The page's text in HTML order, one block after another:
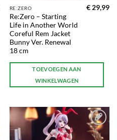
RE:ZERO
Re:Zero – Starting
Life in Another World
Coreful Rem Jacket
Bunny Ver. Renewal
18 cm
€ 29,99
TOEVOEGEN AAN
WINKELWAGEN
Toevoegen